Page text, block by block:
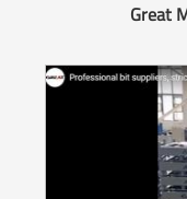
Great